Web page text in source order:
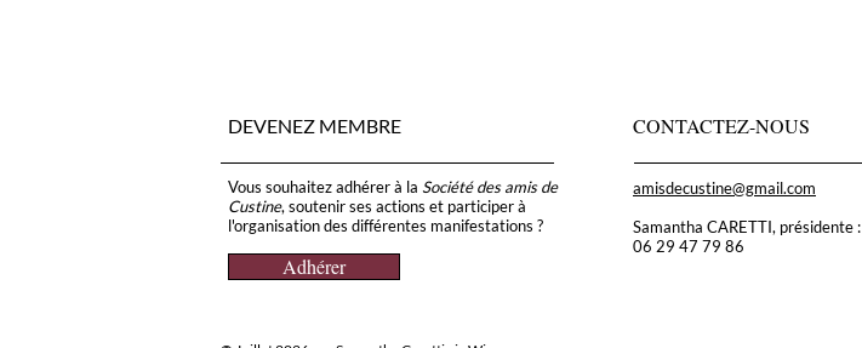
DEVENEZ MEMBRE
Vous souhaitez adhérer à la Société des amis de
Custine, soutenir ses actions et participer à
l'organisation des différentes manifestations ?
Adhérer
CONTACTEZ-NOUS
amisdecustine@gmail.com
Samantha CARETTI, présidente :
06 29 47 79 86